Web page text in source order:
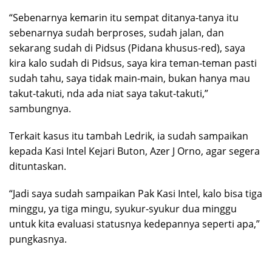
“Sebenarnya kemarin itu sempat ditanya-tanya itu
sebenarnya sudah berproses, sudah jalan, dan
sekarang sudah di Pidsus (Pidana khusus-red), saya
kira kalo sudah di Pidsus, saya kira teman-teman pasti
sudah tahu, saya tidak main-main, bukan hanya mau
takut-takuti, nda ada niat saya takut-takuti,”
sambungnya.
Terkait kasus itu tambah Ledrik, ia sudah sampaikan
kepada Kasi Intel Kejari Buton, Azer J Orno, agar segera
dituntaskan.
“Jadi saya sudah sampaikan Pak Kasi Intel, kalo bisa tiga
minggu, ya tiga mingu, syukur-syukur dua minggu
untuk kita evaluasi statusnya kedepannya seperti apa,”
pungkasnya.